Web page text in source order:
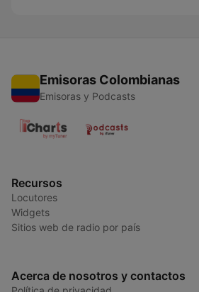
Emisoras Colombianas
Emisoras y Podcasts
Recursos
Locutores
Widgets
Sitios web de radio por país
Acerca de nosotros y contactos